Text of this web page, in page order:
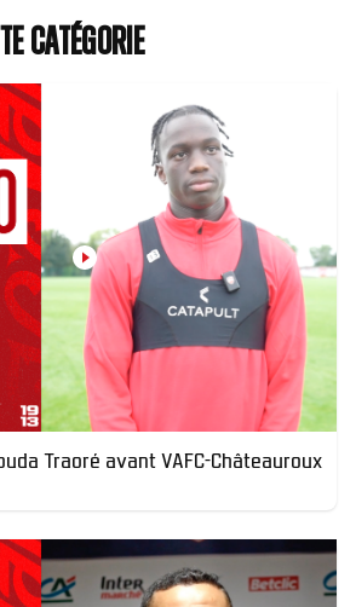
catégorie
Traoré avant VAFC-Châteauroux